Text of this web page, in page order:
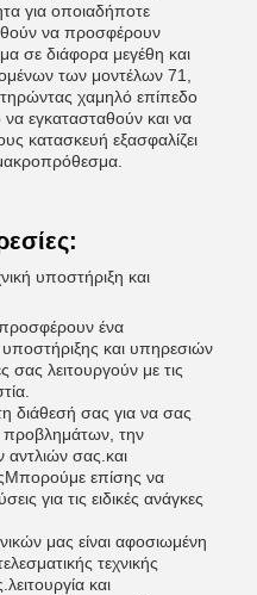
για οποιαδήποτε
να προσφέρουν
σε διάφορα μεγέθη και
των μοντέλων 71,
χαμηλό επίπεδο
να εγκατασταθούν και να
κατασκευή εξασφαλίζει
υποστήριξη και
προσφέρουν ένα
και υπηρεσιών
σας λειτουργούν με τις
διάθεσή σας για να σας
προβλημάτων, την
αντλιών σας.και
επίσης να
για τις ειδικές ανάγκες
μας είναι αφοσιωμένη
τεχνικής
και